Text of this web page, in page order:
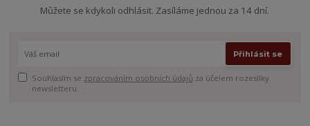
Můžete se kdykoli odhlásit. Zasíláme jednou za 14 dní.
Přihlásit se
Souhlasím se zpracováním osobních údajů za účelem rozesílky
newsletteru.